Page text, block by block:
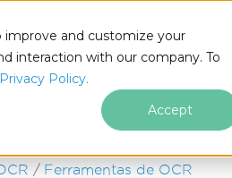
improve and customize your
interaction with our company. To
Privacy Policy.
Accept
Ferramentas de OCR